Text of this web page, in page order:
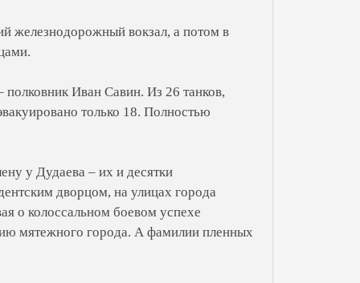
железнодорожный вокзал, а потом в
Иван Савин. Из 26 танков,
только 18. Полностью
у Дудаева – их и десятки
дворцом, на улицах города
о колоссальном боевом успехе
мятежного города. А фамилии пленных